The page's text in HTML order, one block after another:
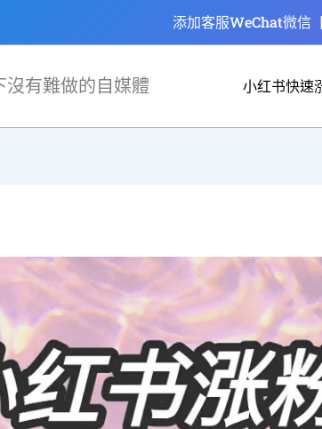
添加客服WeChat微信
沒有難做的自媒體 小红书快速